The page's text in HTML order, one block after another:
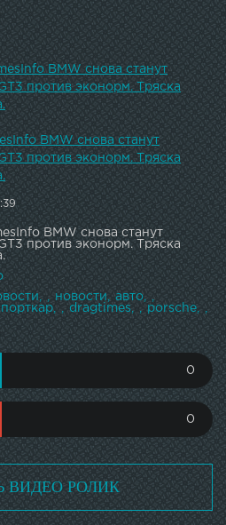
BMW снова станут
против эконорм. Тряска
BMW снова станут
против эконорм. Тряска
BMW снова станут
против эконорм. Тряска
новости
авто
dragtimes
porsche
0
0
ВИДЕО РОЛИК